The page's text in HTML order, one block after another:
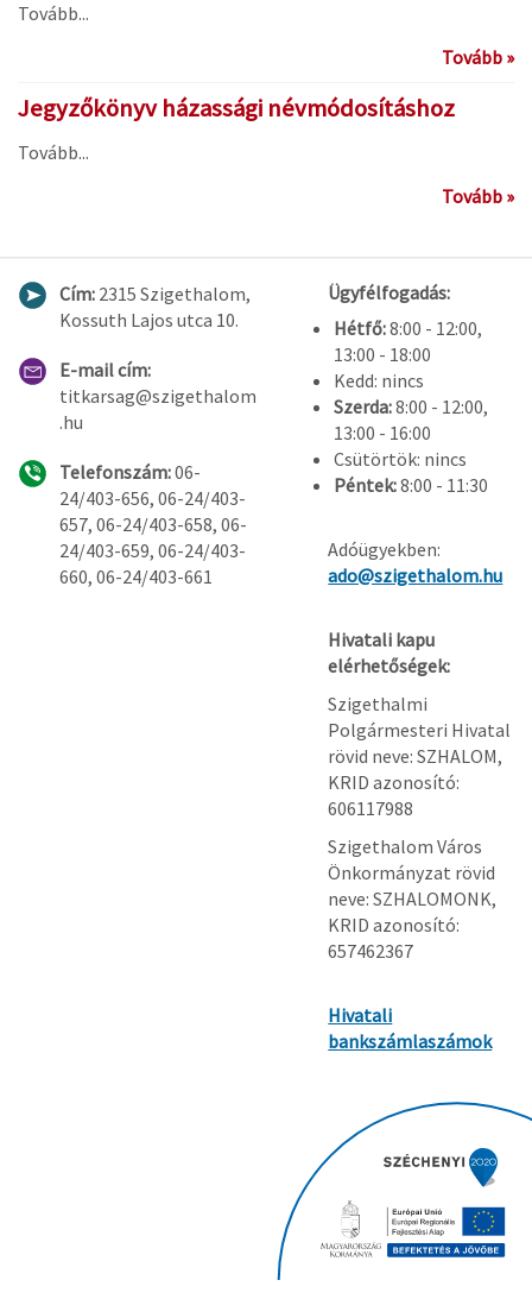
Tovább...
Tovább »
Jegyzőkönyv házassági névmódosításhoz
Tovább...
Tovább »
Cím: 2315 Szigethalom,
Kossuth Lajos utca 10.
E-mail cím:
titkarsag@szigethalom
.hu
Telefonszám:06-
24/403-656, 06-24/403-
657, 06-24/403-658, 06-
24/403-659, 06-24/403-
660, 06-24/403-661
Ügyfélfogadás:
Hétfő:8:00 - 12:00,
13:00 - 18:00
Kedd: nincs
Szerda:8:00 - 12:00,
13:00 - 16:00
Csütörtök: nincs
Péntek:8:00 - 11:30
Adóügyekben:
ado@szigethalom.hu
Hivatali kapu
elérhetőségek:
Szigethalmi
Polgármesteri Hivatal
rövid neve: SZHALOM,
KRID azonosító:
606117988
Szigethalom Város
Önkormányzat rövid
neve: SZHALOMONK,
KRID azonosító:
657462367
Hivatali
bankszámlaszámok